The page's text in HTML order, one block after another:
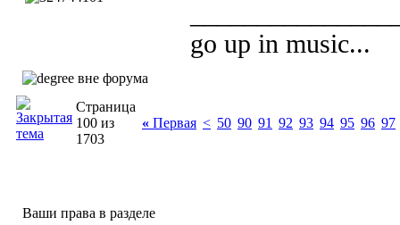
go up in music...
Страница
100 из
1703
« Первая < 50 90 91 92 93 94 95 96 97
Ваши права в разделе